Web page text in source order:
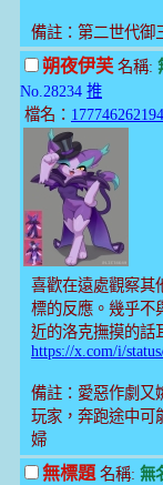
備註：第二世代御
朔夜伊芙 名稱:
No.28234 推
檔名：
喜歡在遠處觀察其
標的反應。幾乎不
近的洛克撫摸的話
https://x.com/i/
備註：愛惡作劇又
玩家，奔跑途中可
婦
無標題名稱: 無